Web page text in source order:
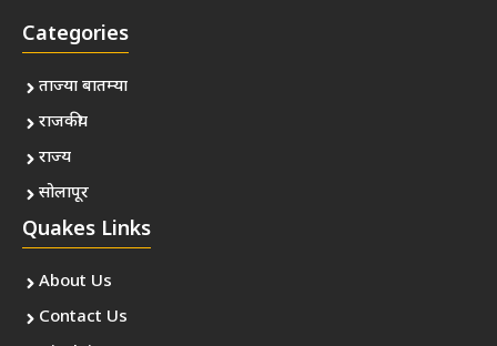
Categories
ताज्या बातम्या
राजकीय
राज्य
सोलापूर
Quakes Links
About Us
Contact Us